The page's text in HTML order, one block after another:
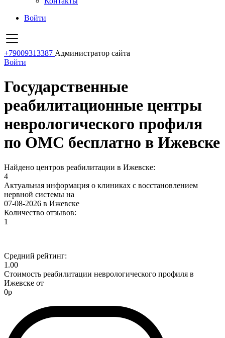
Войти
+79009313387 Администратор сайта
Войти
Государственные
реабилитационные центры
неврологического профиля
по ОМС бесплатно в Ижевске
Найдено центров реабилитации в Ижевске:
4
Актуальная информация о клиниках с восстановлением
нервной системы на
07-08-2026 в Ижевске
Количество отзывов:
1
Средний рейтинг:
1.00
Стоимость реабилитации неврологического профиля в
Ижевске от
0р